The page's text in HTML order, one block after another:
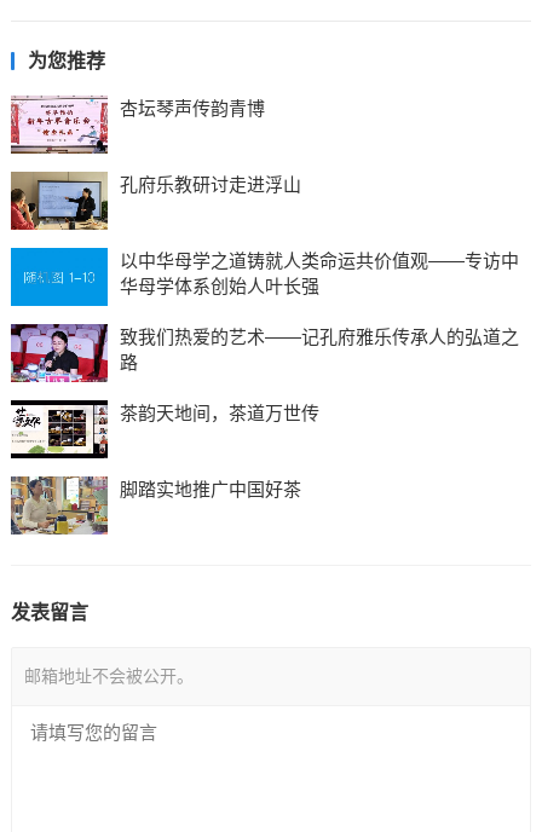
为您推荐
杏坛琴声传韵青博
孔府乐教研讨走进浮山
以中华母学之道铸就人类命运共价值观——专访中
华母学体系创始人叶长强
致我们热爱的艺术——记孔府雅乐传承人的弘道之
路
茶韵天地间，茶道万世传
脚踏实地推广中国好茶
发表留言
邮箱地址不会被公开。